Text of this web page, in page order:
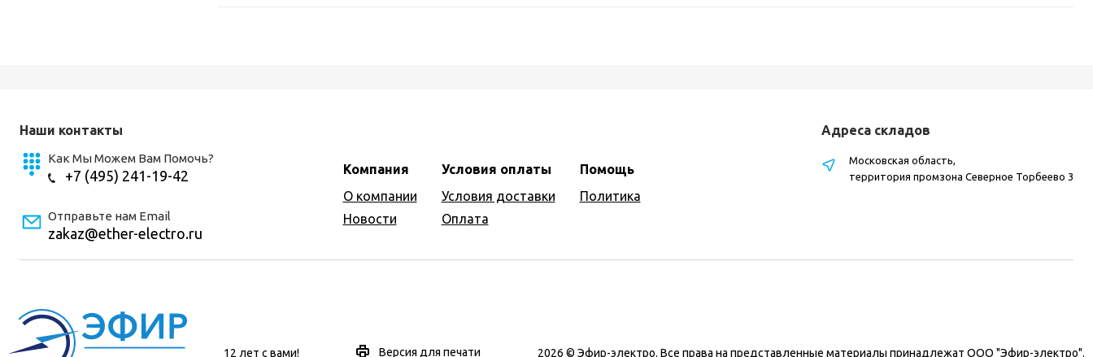
Наши контакты
Как Мы Можем Вам Помочь?
+7 (495) 241-19-42
Отправьте нам Email
zakaz@ether-electro.ru
Компания
О компании
Новости
Условия оплаты
Условия доставки
Оплата
Помощь
Политика
Адреса складов
Московская область,
территория промзона Северное Торбеево 3
12 лет с вами! Версия для печати 2026 © Эфир-электро. Все права на представленные материалы принадлежат ООО "Эфир-электро".